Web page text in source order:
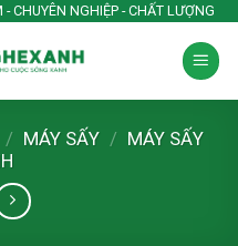
CHUYÊN NGHIỆP - CHẤT LƯỢNG
/ MÁY SẤY / MÁY SẤY